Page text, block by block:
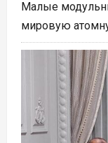
Малые
мировую